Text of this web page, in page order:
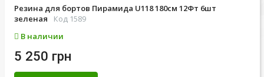
Резина для бортов Пирамида U118 180см 12Фт 6шт
зеленая
Код 1589
В наличии
5 250 грн